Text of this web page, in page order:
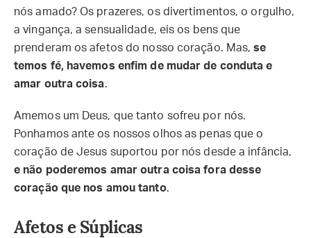
nós amado? Os prazeres, os divertimentos, o orgulho,
a vingança, a sensualidade, eis os bens que
prenderam os afetos do nosso coração. Mas,se
temos fé, havemos enfim de mudar de conduta e
amar outra coisa.
Amemos um Deus, que tanto sofreu por nós.
Ponhamos ante os nossos olhos as penas que o
coração de Jesus suportou por nós desde a infância,
e não poderemos amar outra coisa fora desse
coração que nos amou tanto.
Afetos e Súplicas